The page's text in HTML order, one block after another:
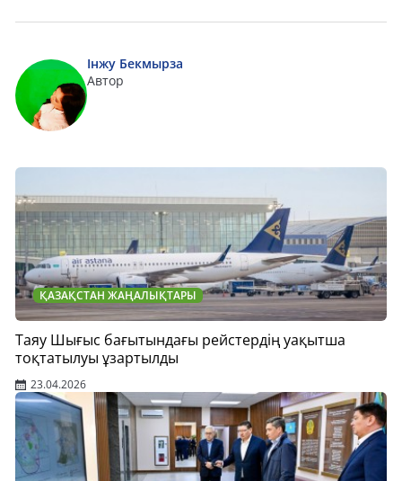
Інжу Бекмырза
Автор
ҚАЗАҚСТАН ЖАҢАЛЫҚТАРЫ
Таяу Шығыс бағытындағы рейстердің уақытша
тоқтатылуы ұзартылды
23.04.2026